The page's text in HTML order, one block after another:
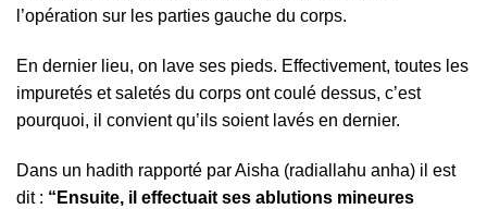
l’opération sur les parties gauche du corps.
En dernier lieu, on lave ses pieds. Effectivement, toutes les
impuretés et saletés du corps ont coulé dessus, c’est
pourquoi, il convient qu’ils soient lavés en dernier.
Dans un hadith rapporté par Aisha (radiallahu anha) il est
dit : “Ensuite, il effectuait ses ablutions mineures